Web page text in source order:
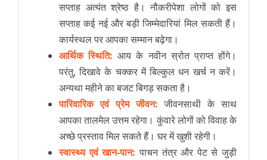
सप्ताह अत्यंत श्रेष्ठ है। नौकरीपेशा लोगों को इस
सप्ताह कई नई और बड़ी जिम्मेदारियां मिल सकती हैं।
कार्यस्थल पर आपका सम्मान बढ़ेगा।
आर्थिक स्थिति: आय के नवीन स्रोत प्राप्त होंगे।
परंतु, दिखावे के चक्कर में बिल्कुल धन खर्च न करें।
अन्यथा महीने का बजट बिगड़ सकता है।
पारिवारिक एवं प्रेम जीवन: जीवनसाथी के साथ
आपका तालमेल उत्तम रहेगा। कुंवारे लोगों को विवाह के
अच्छे प्रस्ताव मिल सकते हैं। घर में खुशी रहेगी।
स्वास्थ्य एवं खान-पान: पाचन तंत्र और पेट से जुड़ी